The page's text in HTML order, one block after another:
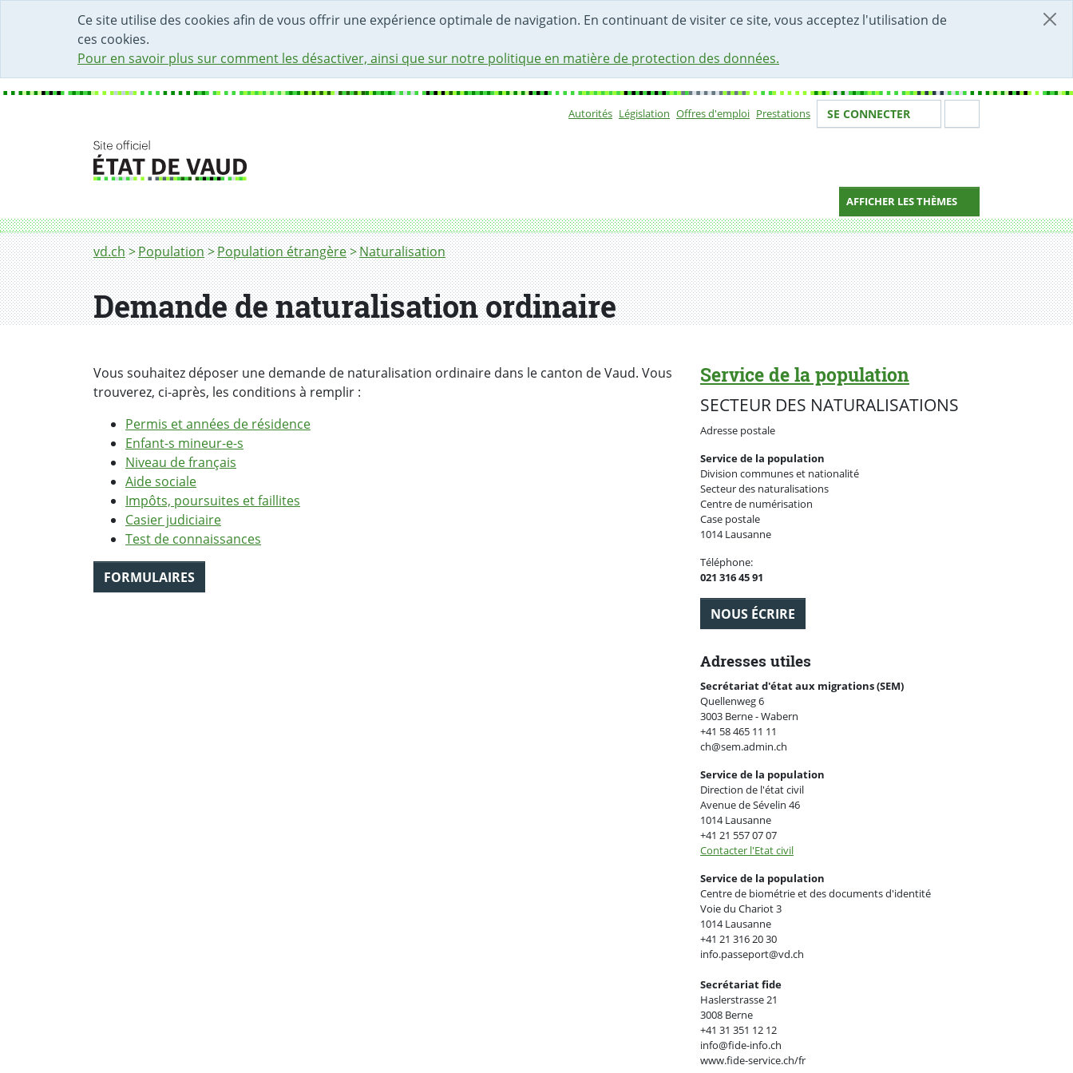
Ce site utilise des cookies afin de vous offrir une expérience optimale de navigation. En continuant de visiter ce site, vous acceptez l'utilisation de
ces cookies.
Pour en savoir plus sur comment les désactiver, ainsi que sur notre politique en matière de protection des données.
DÉBUT DU CONTENU DE LA PAGE
ACCÈS AU CHAMP DE RECHERCHE
PAGE D'ACCUEIL
FORMULAIRE DE CONTACT
Autorités Législation Offres d'emploi Prestations Votre identité
SE CONNECTER
AFFICHER LES THÈMES
Fil d'Ariane
vd.ch Population Population étrangère Naturalisation
Demande de naturalisation ordinaire
Demande de naturalisation ordinaire
Vous souhaitez déposer une demande de naturalisation ordinaire dans le canton de Vaud. Vous
trouverez, ci-après, les conditions à remplir :
Permis et années de résidence
Enfant-s mineur-e-s
Niveau de français
Aide sociale
Impôts, poursuites et faillites
Casier judiciaire
Test de connaissances
FORMULAIRES
Service de la population
SECTEUR DES NATURALISATIONS
Adresse postale
Service de la population
Division communes et nationalité
Secteur des naturalisations
Centre de numérisation
Case postale
1014 Lausanne
Téléphone:
021 316 45 91
NOUS ÉCRIRE
Adresses utiles
Secrétariat d'état aux migrations (SEM)
Quellenweg 6
3003 Berne - Wabern
+41 58 465 11 11
ch@sem.admin.ch
Service de la population
Direction de l'état civil
Avenue de Sévelin 46
1014 Lausanne
+41 21 557 07 07
Contacter l'Etat civil
Service de la population
Centre de biométrie et des documents d'identité
Voie du Chariot 3
1014 Lausanne
+41 21 316 20 30
info.passeport@vd.ch
Secrétariat fide
Haslerstrasse 21
3008 Berne
+41 31 351 12 12
info@fide-info.ch
www.fide-service.ch/fr